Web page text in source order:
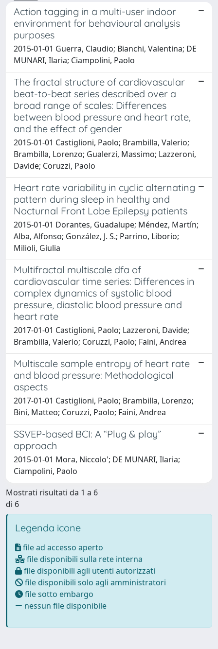
Action tagging in a multi-user indoor
environment for behavioural analysis
purposes
2015-01-01 Guerra, Claudio; Bianchi, Valentina; DE
MUNARI, Ilaria; Ciampolini, Paolo
The fractal structure of cardiovascular
beat-to-beat series described over a
broad range of scales: Differences
between blood pressure and heart rate,
and the effect of gender
2015-01-01 Castiglioni, Paolo; Brambilla, Valerio;
Brambilla, Lorenzo; Gualerzi, Massimo; Lazzeroni,
Davide; Coruzzi, Paolo
Heart rate variability in cyclic alternating
pattern during sleep in healthy and
Nocturnal Front Lobe Epilepsy patients
2015-01-01 Dorantes, Guadalupe; Méndez, Martín;
Alba, Alfonso; González, J. S.; Parrino, Liborio;
Milioli, Giulia
Multifractal multiscale dfa of
cardiovascular time series: Differences in
complex dynamics of systolic blood
pressure, diastolic blood pressure and
heart rate
2017-01-01 Castiglioni, Paolo; Lazzeroni, Davide;
Brambilla, Valerio; Coruzzi, Paolo; Faini, Andrea
Multiscale sample entropy of heart rate
and blood pressure: Methodological
aspects
2017-01-01 Castiglioni, Paolo; Brambilla, Lorenzo;
Bini, Matteo; Coruzzi, Paolo; Faini, Andrea
SSVEP-based BCI: A “Plug & play”
approach
2015-01-01 Mora, Niccolo'; DE MUNARI, Ilaria;
Ciampolini, Paolo
Mostrati risultati da 1 a 6
di 6
Legenda icone
file ad accesso aperto
file disponibili sulla rete interna
file disponibili agli utenti autorizzati
file disponibili solo agli amministratori
file sotto embargo
nessun file disponibile